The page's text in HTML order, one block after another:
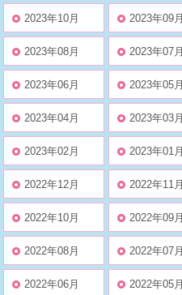
2023年10月 2023年09月
2023年08月 2023年07月
2023年06月 2023年05月
2023年04月 2023年03月
2023年02月 2023年01月
2022年12月 2022年11月
2022年10月 2022年09月
2022年08月 2022年07月
2022年06月 2022年05月